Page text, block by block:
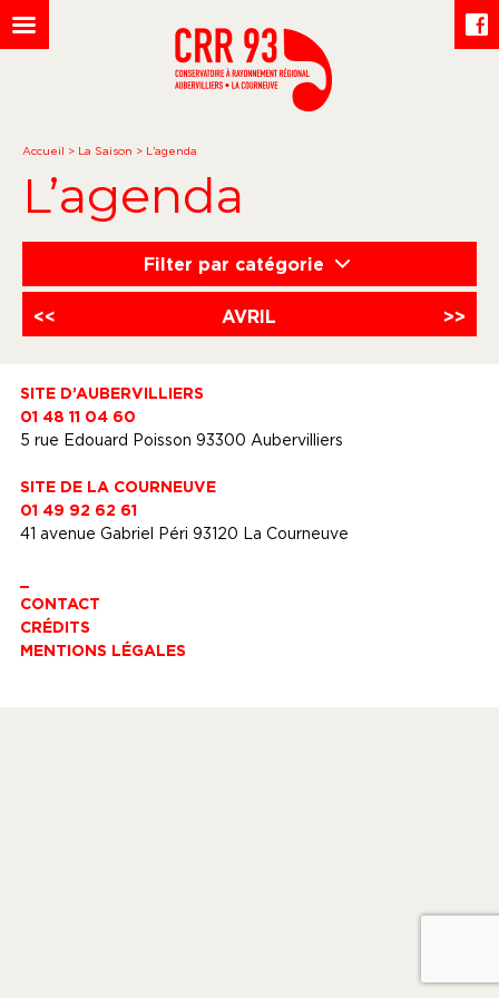
Accueil > La Saison > L’agenda
L’agenda
Filter par catégorie
<< AVRIL >>
SITE D’AUBERVILLIERS
01 48 11 04 60
5 rue Edouard Poisson 93300 Aubervilliers
SITE DE LA COURNEUVE
01 49 92 62 61
41 avenue Gabriel Péri 93120 La Courneuve
CONTACT
CRÉDITS
MENTIONS LÉGALES